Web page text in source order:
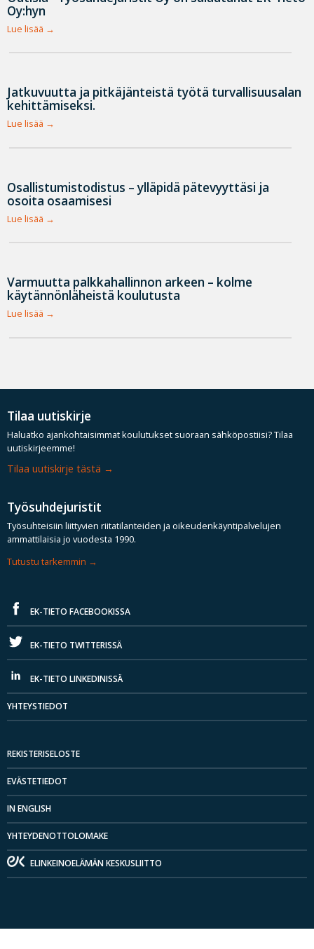
Oy:hyn
Lue lisää
Jatkuvuutta ja pitkäjänteistä työtä turvallisuusalan
kehittämiseksi.
Lue lisää
Osallistumistodistus – ylläpidä pätevyyttäsi ja
osoita osaamisesi
Lue lisää
Varmuutta palkkahallinnon arkeen – kolme
käytännönläheistä koulutusta
Lue lisää
Tilaa uutiskirje
Haluatko ajankohtaisimmat koulutukset suoraan sähköpostiisi? Tilaa
uutiskirjeemme!
Tilaa uutiskirje tästä
Työsuhdejuristit
Työsuhteisiin liittyvien riitatilanteiden ja oikeudenkäyntipalvelujen
ammattilaisia jo vuodesta 1990.
Tutustu tarkemmin
EK-TIETO FACEBOOKISSA
EK-TIETO TWITTERISSÄ
EK-TIETO LINKEDINISSÄ
YHTEYSTIEDOT
REKISTERISELOSTE
EVÄSTETIEDOT
IN ENGLISH
YHTEYDENOTTOLOMAKE
ELINKEINOELÄMÄN KESKUSLIITTO